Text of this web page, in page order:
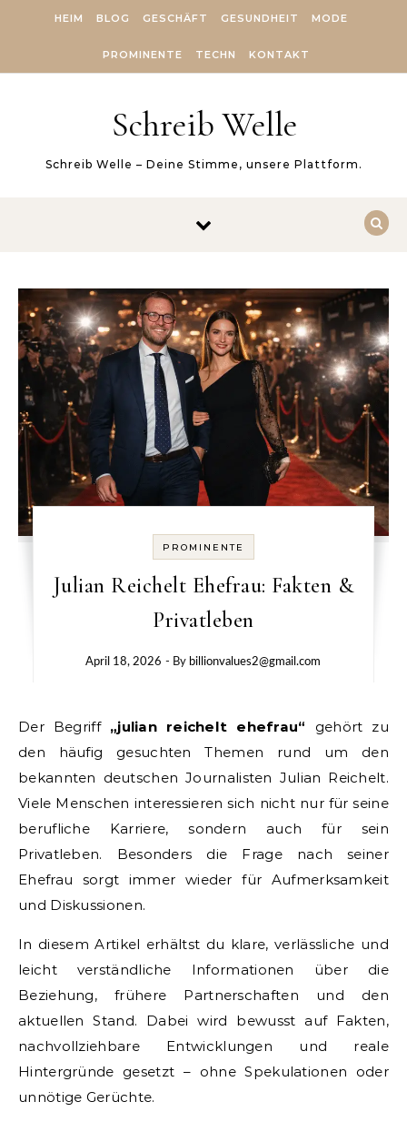
HEIM BLOG GESCHÄFT GESUNDHEIT MODE
PROMINENTE TECHN KONTAKT
Schreib Welle
Schreib Welle – Deine Stimme, unsere Plattform.
PROMINENTE
Julian Reichelt Ehefrau: Fakten &
Privatleben
April 18, 2026 - By billionvalues2@gmail.com
Der Begriff „julian reichelt ehefrau“ gehört zu
den häufig gesuchten Themen rund um den
bekannten deutschen Journalisten Julian Reichelt.
Viele Menschen interessieren sich nicht nur für seine
berufliche Karriere, sondern auch für sein
Privatleben. Besonders die Frage nach seiner
Ehefrau sorgt immer wieder für Aufmerksamkeit
und Diskussionen.
In diesem Artikel erhältst du klare, verlässliche und
leicht verständliche Informationen über die
Beziehung, frühere Partnerschaften und den
aktuellen Stand. Dabei wird bewusst auf Fakten,
nachvollziehbare Entwicklungen und reale
Hintergründe gesetzt – ohne Spekulationen oder
unnötige Gerüchte.